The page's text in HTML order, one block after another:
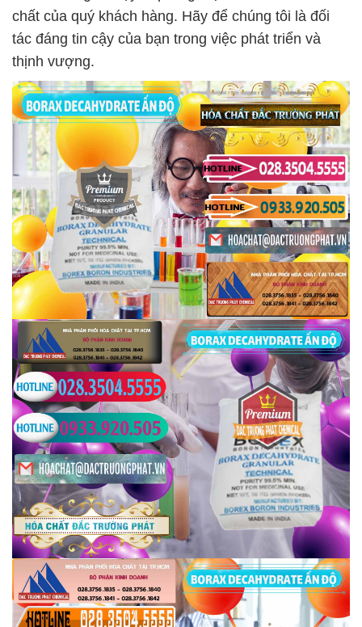
chất của quý khách hàng. Hãy để chúng tôi là đối
tác đáng tin cậy của bạn trong việc phát triển và
thịnh vượng.